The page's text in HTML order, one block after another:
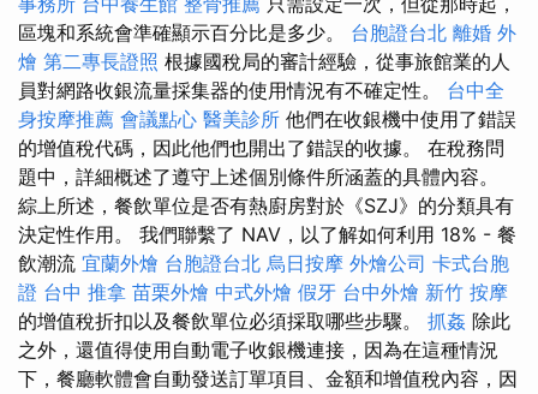
區塊和系統會準確顯示百分比是多少。 台胞證台北 離婚 外
燴 第二專長證照 根據國稅局的審計經驗，從事旅館業的人
員對網路收銀流量採集器的使用情況有不確定性。 台中全
身按摩推薦 會議點心 醫美診所 他們在收銀機中使用了錯誤
的增值稅代碼，因此他們也開出了錯誤的收據。 在稅務問
題中，詳細概述了遵守上述個別條件所涵蓋的具體內容。
綜上所述，餐飲單位是否有熱廚房對於《SZJ》的分類具有
決定性作用。 我們聯繫了 NAV，以了解如何利用 18% - 餐
飲潮流 宜蘭外燴 台胞證台北 烏日按摩 外燴公司 卡式台胞
證 台中 推拿 苗栗外燴 中式外燴 假牙 台中外燴 新竹 按摩
的增值稅折扣以及餐飲單位必須採取哪些步驟。 抓姦 除此
之外，還值得使用自動電子收銀機連接，因為在這種情況
下，餐廳軟體會自動發送訂單項目、金額和增值稅內容，因